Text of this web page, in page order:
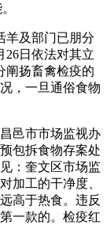
及部门已朋分
26日依法对其立
阐扬畜禽检疫的
，一旦通俗食物
邑市市场监视办
包拆食物存案处
：奎文区市场监
加工的干净度、
高于热食。违反
一款的。检疫红